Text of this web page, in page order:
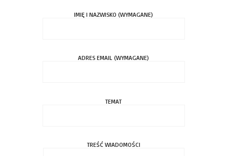
IMIĘ I NAZWISKO (WYMAGANE)
ADRES EMAIL (WYMAGANE)
TEMAT
TREŚĆ WIADOMOŚCI